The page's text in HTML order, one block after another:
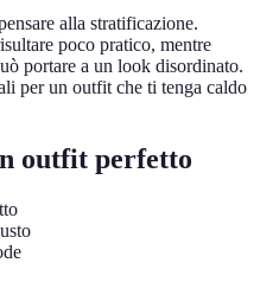
alla stratificazione.
poco pratico, mentre
portare a un look disordinato.
per un outfit che ti tenga caldo
outfit perfetto